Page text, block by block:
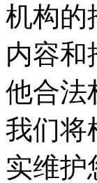
机构的
内容和
他合法
我们将
实维护